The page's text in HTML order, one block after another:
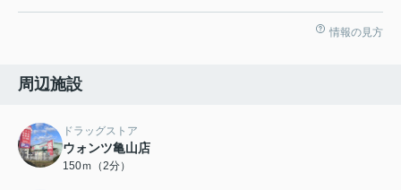
情報の見方
周辺施設
ドラッグストア
ウォンツ亀山店
150ｍ（2分）